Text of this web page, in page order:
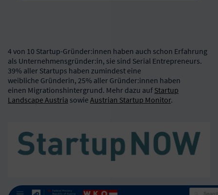
4 von 10 Startup-Gründer:innen haben auch schon Erfahrung
als Unternehmensgründer:in, sie sind Serial Entrepreneurs.
39% aller Startups haben zumindest eine
weibliche Gründerin, 25% aller Gründer:innen haben
einen Migrationshintergrund. Mehr dazu auf Startup
Landscape Austria sowie Austrian Startup Monitor.